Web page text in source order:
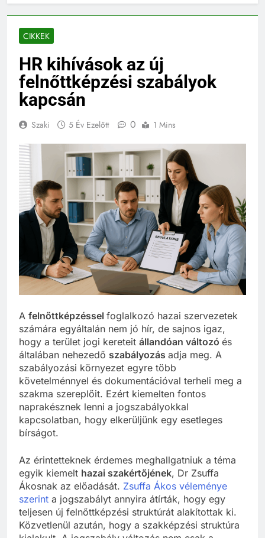
CIKKEK
HR kihívások az új
felnőttképzési szabályok
kapcsán
Szaki 5 Év Ezelőtt 0 1 Mins
A felnőttképzéssel foglalkozó hazai szervezetek
számára egyáltalán nem jó hír, de sajnos igaz,
hogy a terület jogi kereteit állandóan változó és
általában nehezedő szabályozás adja meg. A
szabályozási környezet egyre több
követelménnyel és dokumentációval terheli meg a
szakma szereplőit. Ezért kiemelten fontos
naprakésznek lenni a jogszabályokkal
kapcsolatban, hogy elkerüljünk egy esetleges
bírságot.
Az érintetteknek érdemes meghallgatniuk a téma
egyik kiemelt hazai szakértőjének, Dr Zsuffa
Ákosnak az előadását. Zsuffa Ákos véleménye
szerint a jogszabályt annyira átírták, hogy egy
teljesen új felnőttképzési struktúrát alakítottak ki.
Közvetlenül azután, hogy a szakképzési struktúra